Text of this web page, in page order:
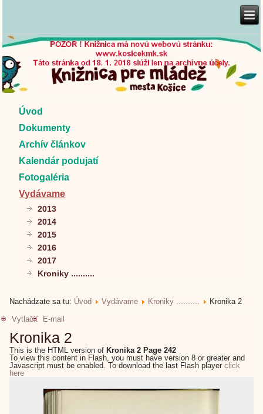
Úvod
Dokumenty
Archív článkov
Kalendár podujatí
Fotogaléria
Vydávame
2013
2014
2015
2016
2017
Kroniky ..........
Nachádzate sa tu: Úvod Vydávame Kroniky ..........
Kronika 2
Vytlačiť
E-mail
Kronika 2
This is the HTML version of Kronika 2 Page 242
To view this content in Flash, you must have version 8 or greater and
Javascript must be enabled. To download the last Flash playerclick
here